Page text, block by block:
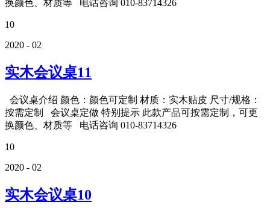
换颜色、材质等 电话咨询 010-83714326
10
2020 - 02
实木会议桌11
会议桌介绍 颜色：颜色可定制 材质：实木贴皮 尺寸/规格：
按需定制 会议桌定做 特别提示 此款产品可按需定制，可更
换颜色、材质等 电话咨询 010-83714326
10
2020 - 02
实木会议桌10